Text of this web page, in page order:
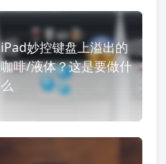
iPad妙控键盘上溢出的
咖啡/液体？这是要做什
么